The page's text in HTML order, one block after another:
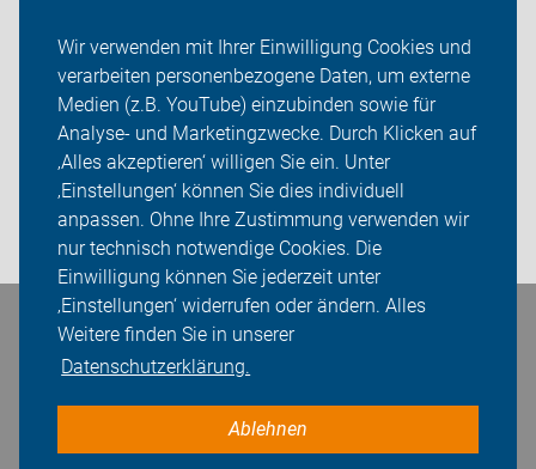
Wir verwenden mit Ihrer Einwilligung Cookies und
verarbeiten personenbezogene Daten, um externe
Medien (z.B. YouTube) einzubinden sowie für
Analyse- und Marketingzwecke. Durch Klicken auf
‚Alles akzeptieren‘ willigen Sie ein. Unter
‚Einstellungen‘ können Sie dies individuell
anpassen. Ohne Ihre Zustimmung verwenden wir
nur technisch notwendige Cookies. Die
Einwilligung können Sie jederzeit unter
‚Einstellungen‘ widerrufen oder ändern. Alles
Weitere finden Sie in unserer
Datenschutzerklärung.
Ablehnen
Neuigkeiten
ADFC Tollense Neubrandenburg
Sei dabei
Login
Bleiben Sie in Kontakt